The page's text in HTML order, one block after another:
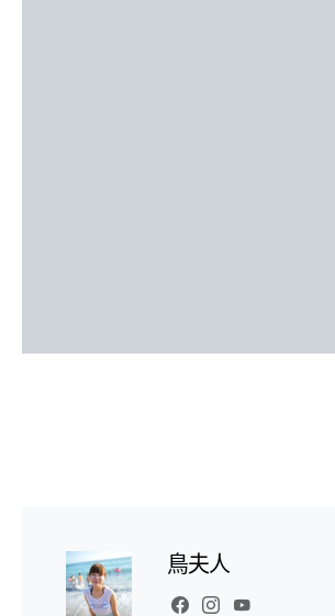
鳥夫人